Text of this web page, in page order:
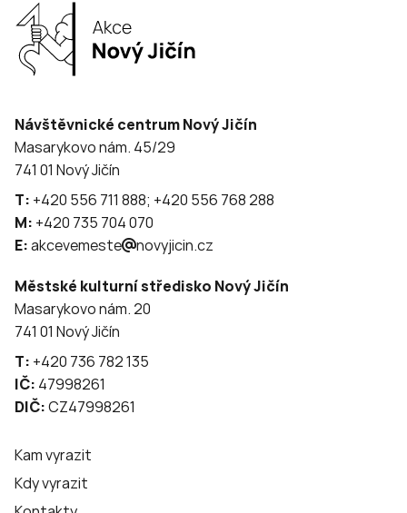
Návštěvnické centrum Nový Jičín
Masarykovo nám. 45/29
741 01 Nový Jičín
T: +420 556 711 888; +420 556 768 288
M: +420 735 704 070
E:akcevemeste novyjicin.cz
Městské kulturní středisko Nový Jičín
Masarykovo nám. 20
741 01 Nový Jičín
T: +420 736 782 135
IČ: 47998261
DIČ:CZ47998261
Kam vyrazit
Kdy vyrazit